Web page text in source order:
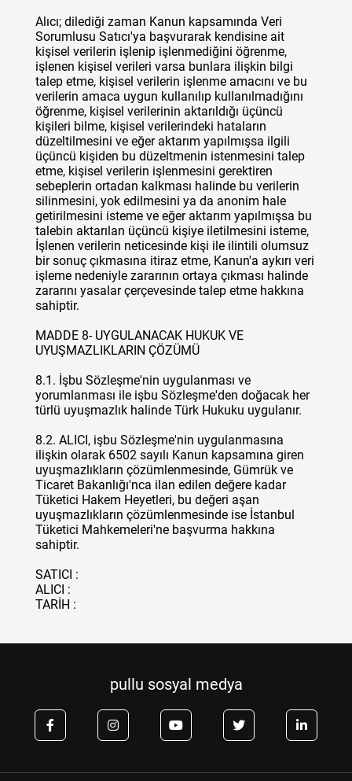
Alıcı; dilediği zaman Kanun kapsamında Veri
Sorumlusu Satıcı'ya başvurarak kendisine ait
kişisel verilerin işlenip işlenmediğini öğrenme,
işlenen kişisel verileri varsa bunlara ilişkin bilgi
talep etme, kişisel verilerin işlenme amacını ve bu
verilerin amaca uygun kullanılıp kullanılmadığını
öğrenme, kişisel verilerinin aktarıldığı üçüncü
kişileri bilme, kişisel verilerindeki hataların
düzeltilmesini ve eğer aktarım yapılmışsa ilgili
üçüncü kişiden bu düzeltmenin istenmesini talep
etme, kişisel verilerin işlenmesini gerektiren
sebeplerin ortadan kalkması halinde bu verilerin
silinmesini, yok edilmesini ya da anonim hale
getirilmesini isteme ve eğer aktarım yapılmışsa bu
talebin aktarılan üçüncü kişiye iletilmesini isteme,
İşlenen verilerin neticesinde kişi ile ilintili olumsuz
bir sonuç çıkmasına itiraz etme, Kanun'a aykırı veri
işleme nedeniyle zararının ortaya çıkması halinde
zararını yasalar çerçevesinde talep etme hakkına
sahiptir.
MADDE 8- UYGULANACAK HUKUK VE
UYUŞMAZLIKLARIN ÇÖZÜMÜ
8.1. İşbu Sözleşme'nin uygulanması ve
yorumlanması ile işbu Sözleşme'den doğacak her
türlü uyuşmazlık halinde Türk Hukuku uygulanır.
8.2. ALICI, işbu Sözleşme'nin uygulanmasına
ilişkin olarak 6502 sayılı Kanun kapsamına giren
uyuşmazlıkların çözümlenmesinde, Gümrük ve
Ticaret Bakanlığı'nca ilan edilen değere kadar
Tüketici Hakem Heyetleri, bu değeri aşan
uyuşmazlıkların çözümlenmesinde ise İstanbul
Tüketici Mahkemeleri'ne başvurma hakkına
sahiptir.
SATICI :
ALICI :
TARİH :
pullu sosyal medya